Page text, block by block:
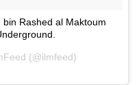
Rashed al Maktoum
(@ilmfeed)